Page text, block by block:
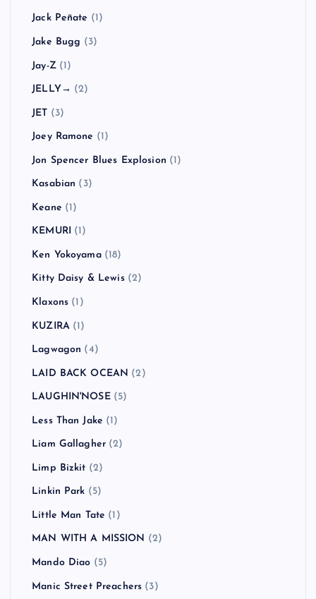
Jack Peñate (1)
Jake Bugg (3)
Jay-Z(1)
JELLY→ (2)
JET (3)
Joey Ramone (1)
Jon Spencer Blues Explosion (1)
Kasabian (3)
Keane (1)
KEMURI (1)
Ken Yokoyama(18)
Kitty Daisy & Lewis(2)
Klaxons (1)
KUZIRA(1)
Lagwagon (4)
LAID BACK OCEAN (2)
LAUGHIN'NOSE(5)
Less Than Jake (1)
Liam Gallagher (2)
Limp Bizkit (2)
Linkin Park (5)
Little Man Tate (1)
MAN WITH A MISSION (2)
Mando Diao (5)
Manic Street Preachers (3)